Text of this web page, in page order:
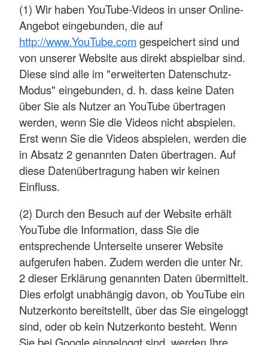
(1) Wir haben YouTube-Videos in unser Online-
Angebot eingebunden, die auf
http://www.YouTube.com gespeichert sind und
von unserer Website aus direkt abspielbar sind.
Diese sind alle im "erweiterten Datenschutz-
Modus" eingebunden, d. h. dass keine Daten
über Sie als Nutzer an YouTube übertragen
werden, wenn Sie die Videos nicht abspielen.
Erst wenn Sie die Videos abspielen, werden die
in Absatz 2 genannten Daten übertragen. Auf
diese Datenübertragung haben wir keinen
Einfluss.
(2) Durch den Besuch auf der Website erhält
YouTube die Information, dass Sie die
entsprechende Unterseite unserer Website
aufgerufen haben. Zudem werden die unter Nr.
2 dieser Erklärung genannten Daten übermittelt.
Dies erfolgt unabhängig davon, ob YouTube ein
Nutzerkonto bereitstellt, über das Sie eingeloggt
sind, oder ob kein Nutzerkonto besteht. Wenn